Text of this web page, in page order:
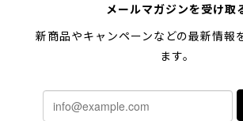
メールマガジンを受け取
新商品やキャンペーンなどの最新情報
ます。